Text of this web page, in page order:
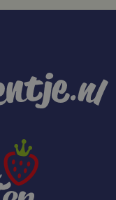
sbjs_current